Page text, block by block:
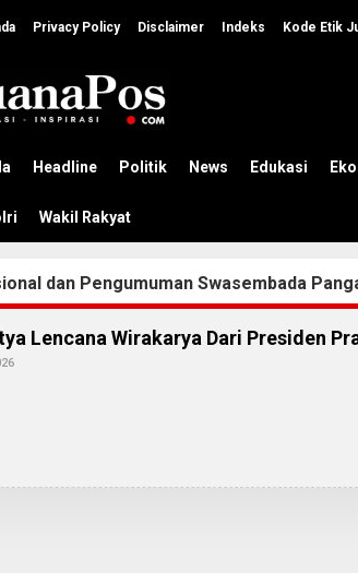
Privacy Policy Disclaimer Indeks Kode Etik
Headline Politik News Edukasi
Wakil Rakyat
dan Pengumuman Swasembada
Lencana Wirakarya Dari Presiden
N